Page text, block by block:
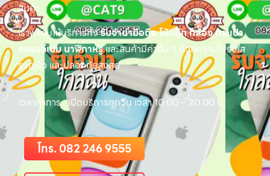
สินค้า
เราพร้อมให้บริการทั้งรับจำนำมือถือ โน้ตบุ๊ก กล้อง กระเป๋า
แบรนด์เนม นาฬิกาหรูและสินค้ามีค่าอื่น ๆ ด้วยความโปร่งใส
รวดเร็ว และปลอดภัยสูงสุด
เวลาทำการ : เปิดบริการทุกวัน เวลา 10.00 – 20.00 น.
โทร. 082 246 9555